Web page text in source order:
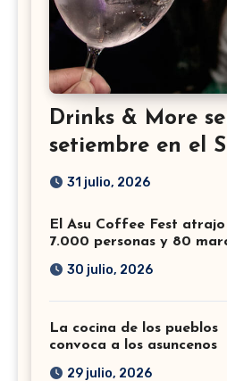
Drinks & More
setiembre en el
31 julio, 2026
El Asu Coffee Fest atrajo
7.000 personas y 80
30 julio, 2026
La cocina de los pueblos
convoca a los asuncenos
29 julio, 2026